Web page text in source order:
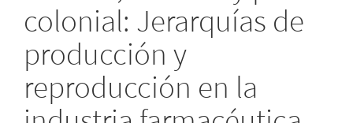
colonial: Jerarquías de
producción y
reproducción en la